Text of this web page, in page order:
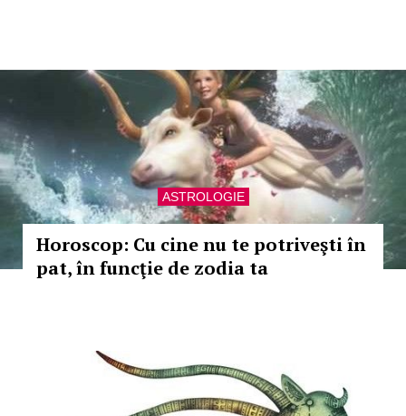
ASTROLOGIE
Horoscop: Cu cine nu te potriveşti în
pat, în funcţie de zodia ta